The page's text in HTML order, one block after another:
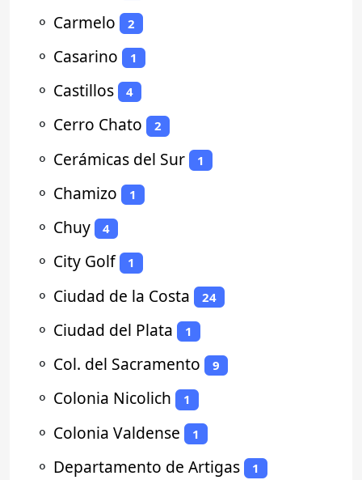
⚬ Carmelo 2
⚬ Casarino 1
⚬ Castillos 4
⚬ Cerro Chato 2
⚬ Cerámicas del Sur 1
⚬ Chamizo 1
⚬ Chuy 4
⚬ City Golf 1
⚬ Ciudad de la Costa 24
⚬ Ciudad del Plata 1
⚬ Col. del Sacramento 9
⚬ Colonia Nicolich 1
⚬ Colonia Valdense 1
⚬ Departamento de Artigas 1